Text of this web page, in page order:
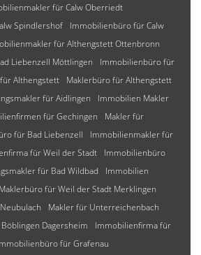
für Calw Oberriedt
Spindlershof
Immobilienbüro für Calw
für Althengstett Ottenbronn
Liebenzell Möttlingen
Immobilienbüro für
Althengstett
Maklerbüro für Althengstett
für Aidlingen
Immobilien Makler
für Gechingen
Makler für
für Bad Liebenzell
Immobilienmakler für
für Weil der Stadt
Immobilienbüro
für Bad Wildbad
Immobilien
Maklerbüro für Weil der Stadt Merklingen
Makler für Unterreichenbach
Dagersheim
Immobilienfirma für
für Grafenau